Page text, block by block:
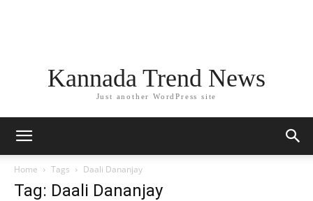
Kannada Trend News
Just another WordPress site
Home Tags Daali Dananjay
Tag: Daali Dananjay